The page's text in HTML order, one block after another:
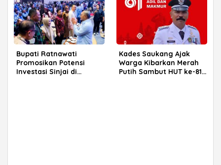
Bupati Ratnawati
Promosikan Potensi
Investasi Sinjai di
Kades Saukang Ajak
Warga Kibarkan Merah
Putih Sambut HUT ke-81